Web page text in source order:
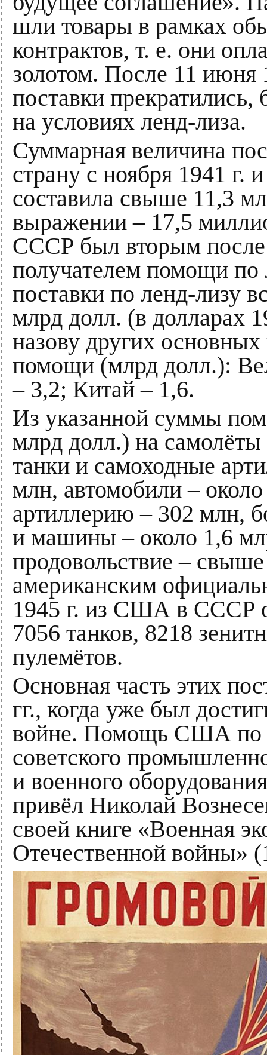
шли товары в рамках
контрактов, т. е. они
золотом. После 11 июня
поставки
на условиях ленд-лиза.
Суммарная величина
страну с ноября 1941 г.
составила свыше 11,3
выражении – 17,5
СССР был вторым после
получателем помощи
поставки по ленд-лизу
млрд долл. (в долларах
назову других
помощи (млрд долл.):
– 3,2; Китай – 1,6.
Из указанной суммы
млрд долл.) на
танки и самоходные
млн, автомобили –
артиллерию – 302 млн,
и машины – около 1,6
продовольствие –
американским
1945 г. из США в СССР
7056 танков, 8218
пулемётов.
Основная часть этих
гг., когда уже был
войне. Помощь США по
советского
и военного
привёл Николай
своей книге «Военная
Отечественной войны»